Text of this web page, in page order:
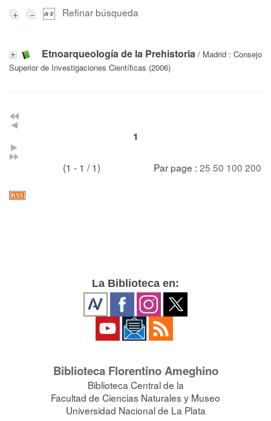
Refinar búsqueda
Etnoarqueología de la Prehistoria / Madrid : Consejo
Superior de Investigaciones Científicas (2006)
1
(1 - 1 / 1) Par page : 25 50 100 200
La Biblioteca en:
Biblioteca Florentino Ameghino
Biblioteca Central de la
Facultad de Ciencias Naturales y Museo
Universidad Nacional de La Plata